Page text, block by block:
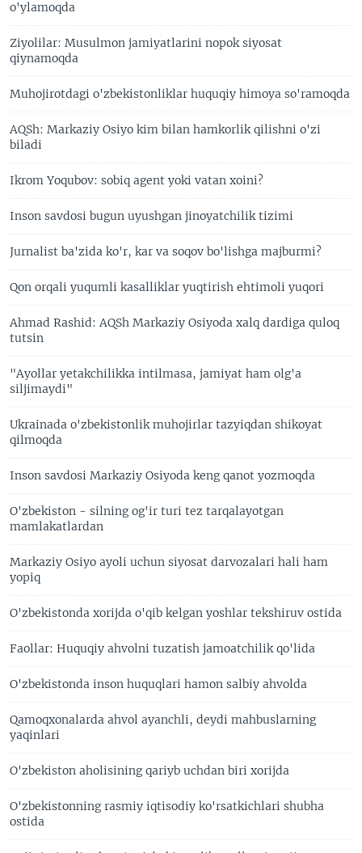
o'ylamoqda
Ziyolilar: Musulmon jamiyatlarini nopok siyosat
qiynamoqda
Muhojirotdagi o'zbekistonliklar huquqiy himoya so'ramoqda
AQSh: Markaziy Osiyo kim bilan hamkorlik qilishni o'zi
biladi
Ikrom Yoqubov: sobiq agent yoki vatan xoini?
Inson savdosi bugun uyushgan jinoyatchilik tizimi
Jurnalist ba'zida ko'r, kar va soqov bo'lishga majburmi?
Qon orqali yuqumli kasalliklar yuqtirish ehtimoli yuqori
Ahmad Rashid: AQSh Markaziy Osiyoda xalq dardiga quloq
tutsin
"Ayollar yetakchilikka intilmasa, jamiyat ham olg'a
siljimaydi"
Ukrainada o'zbekistonlik muhojirlar tazyiqdan shikoyat
qilmoqda
Inson savdosi Markaziy Osiyoda keng qanot yozmoqda
O'zbekiston - silning og'ir turi tez tarqalayotgan
mamlakatlardan
Markaziy Osiyo ayoli uchun siyosat darvozalari hali ham
yopiq
O'zbekistonda xorijda o'qib kelgan yoshlar tekshiruv ostida
Faollar: Huquqiy ahvolni tuzatish jamoatchilik qo'lida
O'zbekistonda inson huquqlari hamon salbiy ahvolda
Qamoqxonalarda ahvol ayanchli, deydi mahbuslarning
yaqinlari
O'zbekiston aholisining qariyb uchdan biri xorijda
O'zbekistonning rasmiy iqtisodiy ko'rsatkichlari shubha
ostida